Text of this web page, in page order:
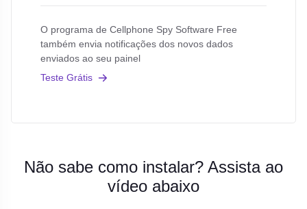
O programa de Cellphone Spy Software Free
também envia notificações dos novos dados
enviados ao seu painel
Teste Grátis
Não sabe como instalar? Assista ao
vídeo abaixo